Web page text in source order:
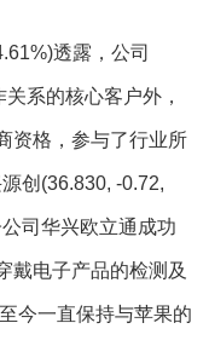
透露，公司
系的核心客户外，
资格，参与了行业所
创(36.830, -0.72,
司华兴欧立通成功
戴电子产品的检测及
今一直保持与苹果的